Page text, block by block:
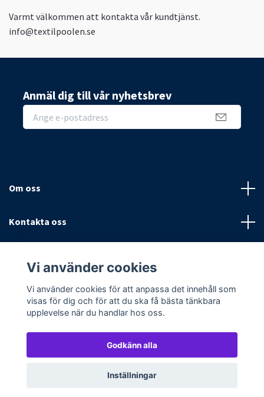
Varmt välkommen att kontakta vår kundtjänst.
info@textilpoolen.se
Anmäl dig till vår nyhetsbrev
Om oss
Kontakta oss
Sociala medier
© 2026 TextilpoolenPowered by Quickbutik
Vi använder cookies
Vi använder cookies för att anpassa det innehåll som
visas för dig och för att du ska få bästa tänkbara
upplevelse när du handlar hos oss.
Godkänn alla
Inställningar